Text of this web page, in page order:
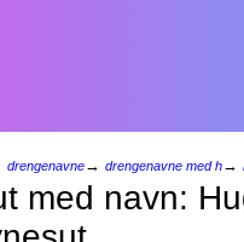
drengenavne→ drengenavne med h→